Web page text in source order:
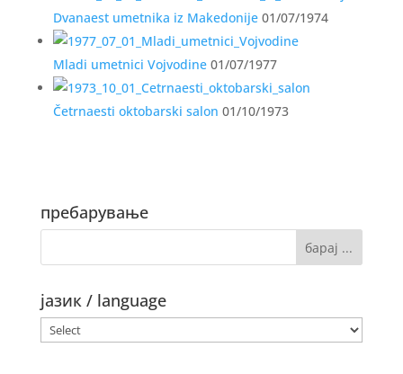
Dvanaest umetnika iz Makedonije01/07/1974
Mladi umetnici Vojvodine01/07/1977
Četrnaesti oktobarski salon 01/10/1973
пребарување
јазик / language